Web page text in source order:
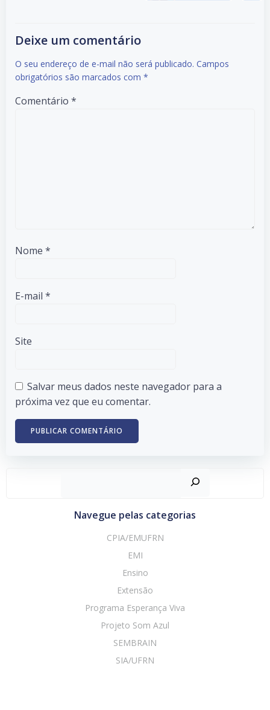
Deixe um comentário
O seu endereço de e-mail não será publicado. Campos
obrigatórios são marcados com *
Comentário *
Nome *
E-mail *
Site
Salvar meus dados neste navegador para a
próxima vez que eu comentar.
Navegue pelas categorias
CPIA/EMUFRN
EMI
Ensino
Extensão
Programa Esperança Viva
Projeto Som Azul
SEMBRAIN
SIA/UFRN